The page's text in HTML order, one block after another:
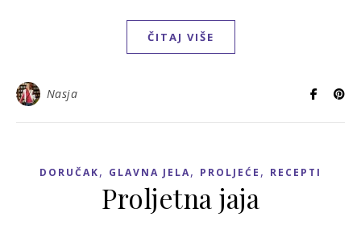
ČITAJ VIŠE
Nasja
DORUČAK, GLAVNA JELA, PROLJEĆE , RECEPTI
Proljetna jaja